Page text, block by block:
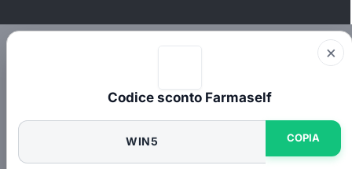
×
Codice sconto Farmaself
COPIA
WIN5